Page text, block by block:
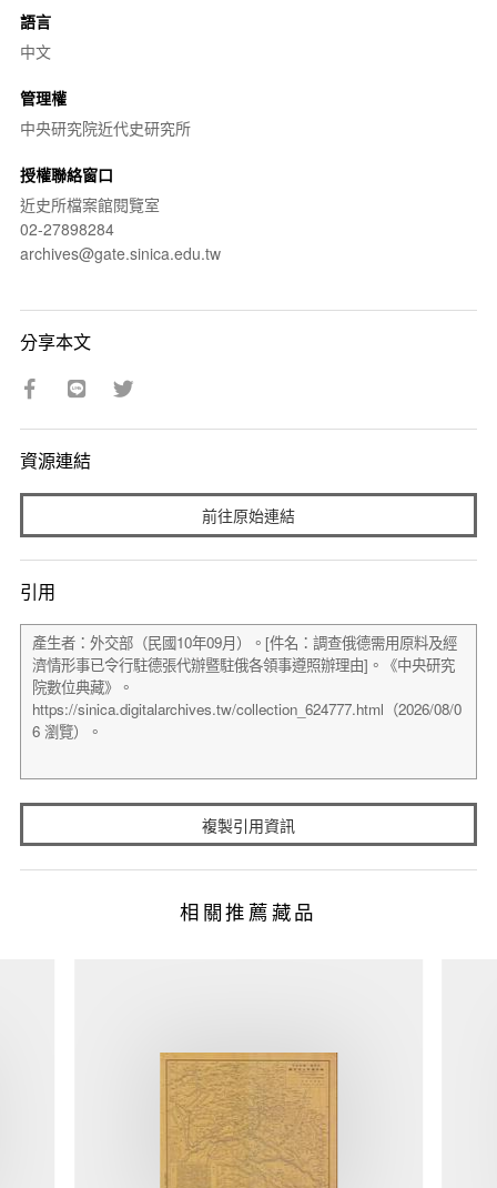
語言
中文
管理權
中央研究院近代史研究所
授權聯絡窗口
近史所檔案館閱覽室
02-27898284
archives@gate.sinica.edu.tw
分享本文
資源連結
前往原始連結
引用
複製引用資訊
相關推薦藏品